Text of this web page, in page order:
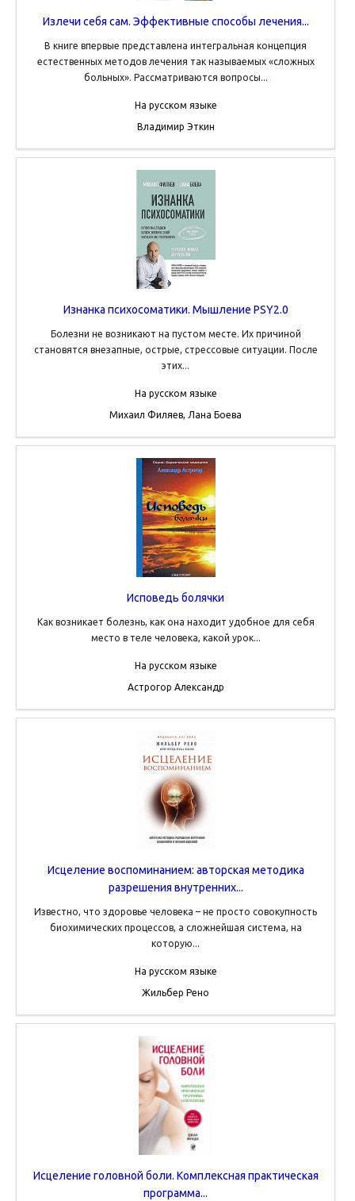
Излечи себя сам. Эффективные способы лечения...
В книге впервые представлена интегральная концепция
естественных методов лечения так называемых «сложных
больных». Рассматриваются вопросы...
На русском языке
Владимир Эткин
Изнанка психосоматики. Мышление PSY2.0
Болезни не возникают на пустом месте. Их причиной
становятся внезапные, острые, стрессовые ситуации. После
этих...
На русском языке
Михаил Филяев, Лана Боева
Исповедь болячки
Как возникает болезнь, как она находит удобное для себя
место в теле человека, какой урок...
На русском языке
Астрогор Александр
Исцеление воспоминанием: авторская методика
разрешения внутренних...
Известно, что здоровье человека – не просто совокупность
биохимических процессов, а сложнейшая система, на
которую...
На русском языке
Жильбер Рено
Исцеление головной боли. Комплексная практическая
программа...